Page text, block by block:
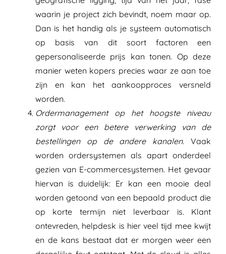
waarin je project zich bevindt, noem maar op.
Dan is het handig als je systeem automatisch
op basis van dit soort factoren een
gepersonaliseerde prijs kan tonen. Op deze
manier weten kopers precies waar ze aan toe
zijn en kan het aankoopproces versneld
worden.
Ordermanagement op het hoogste niveau
zorgt voor een betere verwerking van de
bestellingen op de andere kanalen. Vaak
worden ordersystemen als apart onderdeel
gezien van E-commercesystemen. Het gevaar
hiervan is duidelijk: Er kan een mooie deal
worden getoond van een bepaald product die
op korte termijn niet leverbaar is. Klant
ontevreden, helpdesk is hier veel tijd mee kwijt
en de kans bestaat dat er morgen weer een